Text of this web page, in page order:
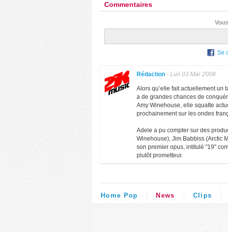
Commentaires
Se
Rédaction - Lun 03 Mar 2008
Alors qu’elle fait actuellement un
a de grandes chances de
Amy Winehouse, elle squatte
prochainement sur les ondes
Adele a pu compter sur des
Winehouse), Jim Babbiss (Arctic
son premier opus, intitulé "19"
plutôt prometteur.
Home Pop News Clips